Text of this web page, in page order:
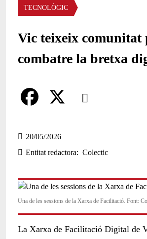
Àmbit de la notícia
TECNOLÒGIC
Vic teixeix comunitat
combatre la bretxa
Comparteix
a
c
b
20/05/2026
Entitat redactora
Colectic
Una de les sessions de la Xarxa de Facilitació. Font:
La Xarxa de Facilitació Digital de